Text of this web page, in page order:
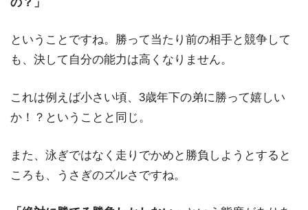
ということですね。勝って当たり前の相手と競争して
も、決して自分の能力は高くなりません。
これは例えば小さい頃、3歳年下の弟に勝って嬉しい
か！？ということと同じ。
また、泳ぎではなく走りでかめと勝負しようとすると
ころも、うさぎのズルさですね。